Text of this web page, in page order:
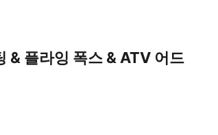
& 플라잉 폭스 & ATV 어드